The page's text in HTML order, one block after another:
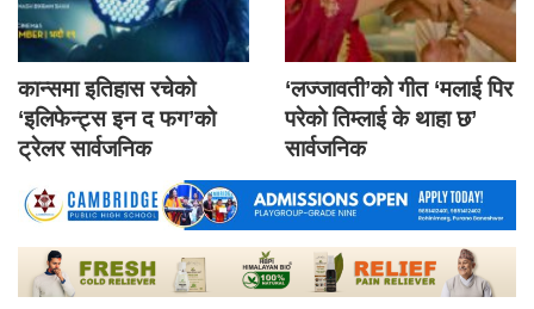
कान्समा इतिहास रचेको
‘इलिफेन्ट्स इन द फग’को
ट्रेलर सार्वजनिक
‘लज्जावती’को गीत ‘मलाई पिर
परेको तिम्लाई के थाहा छ’
सार्वजनिक